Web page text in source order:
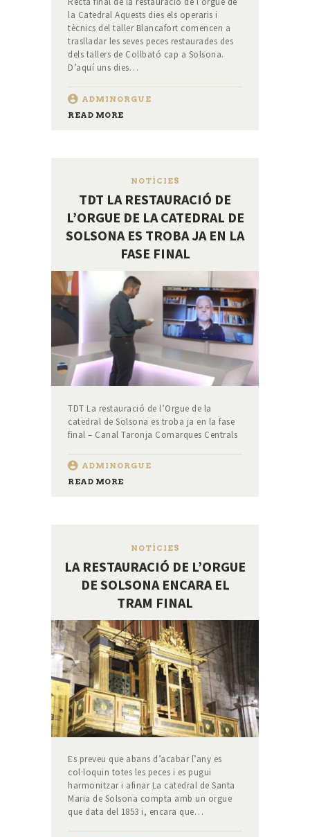
la Catedral Aquests dies els operaris i
tècnics del taller Blancafort comencen a
traslladar les seves peces restaurades des
dels tallers de Collbató cap a Solsona.
D’aquí uns dies…
ADMINORGUE
READ MORE
NOTÍCIES
TDT LA RESTAURACIÓ DE
L’ORGUE DE LA CATEDRAL DE
SOLSONA ES TROBA JA EN LA
FASE FINAL
TDT La restauració de l’Orgue de la
catedral de Solsona es troba ja en la fase
final – Canal Taronja Comarques Centrals
ADMINORGUE
READ MORE
NOTÍCIES
LA RESTAURACIÓ DE L’ORGUE
DE SOLSONA ENCARA EL
TRAM FINAL
Es preveu que abans d’acabar l’any es
col·loquin totes les peces i es pugui
harmonitzar i afinar La catedral de Santa
Maria de Solsona compta amb un orgue
que data del 1853 i, encara que…